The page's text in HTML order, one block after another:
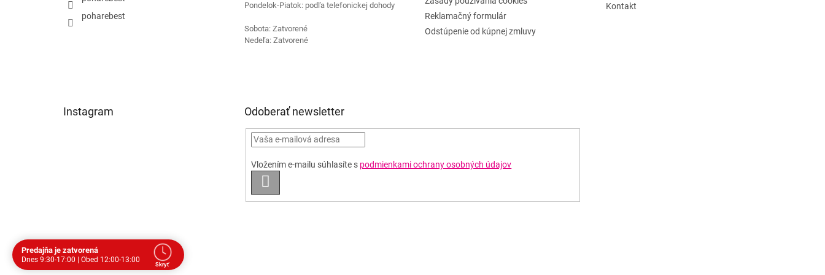
poharebest
Pondelok-Piatok: podľa telefonickej dohody
Sobota: Zatvorené
Nedeľa: Zatvorené
Reklamačný formulár
Odstúpenie od kúpnej zmluvy
Kontakt
Instagram Odoberať newsletter
Vložením e-mailu súhlasíte s podmienkami ochrany osobných údajov
SA
Predajňa je zatvorená
Dnes 9:30-17:00 | Obed 12:00-13:00
Skryť